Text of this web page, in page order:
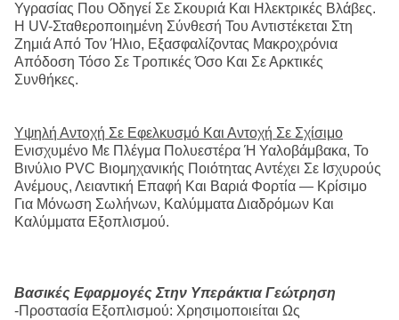
Υγρασίας Που Οδηγεί Σε Σκουριά Και Ηλεκτρικές Βλάβες.
Η UV-Σταθεροποιημένη Σύνθεσή Του Αντιστέκεται Στη
Ζημιά Από Τον Ήλιο, Εξασφαλίζοντας Μακροχρόνια
Απόδοση Τόσο Σε Τροπικές Όσο Και Σε Αρκτικές
Συνθήκες.
Υψηλή Αντοχή Σε Εφελκυσμό Και Αντοχή Σε Σχίσιμο
Ενισχυμένο Με Πλέγμα Πολυεστέρα Ή Υαλοβάμβακα, Το
Βινύλιο PVC Βιομηχανικής Ποιότητας Αντέχει Σε Ισχυρούς
Ανέμους, Λειαντική Επαφή Και Βαριά Φορτία — Κρίσιμο
Για Μόνωση Σωλήνων, Καλύμματα Διαδρόμων Και
Καλύμματα Εξοπλισμού.
Βασικές Εφαρμογές Στην Υπεράκτια Γεώτρηση
-Προστασία Εξοπλισμού: Χρησιμοποιείται Ως